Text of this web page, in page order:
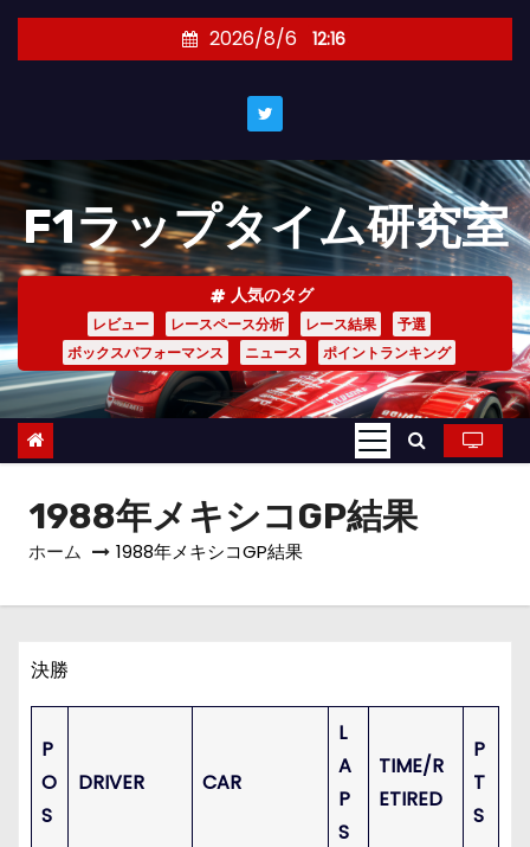
キ
ッ
プ
2026/8/6 12:16
F1ラップタイム研究室
人気のタグ
レビュー レースペース分析 レース結果
予選
ボックスパフォーマンス
ニュース ポイントランキング
1988年メキシコGP結果
ホーム 1988年メキシコGP結果
決勝
P
O
S
DRIVER CAR
L
A
P
S
TIME/R
ETIRED
P
T
S